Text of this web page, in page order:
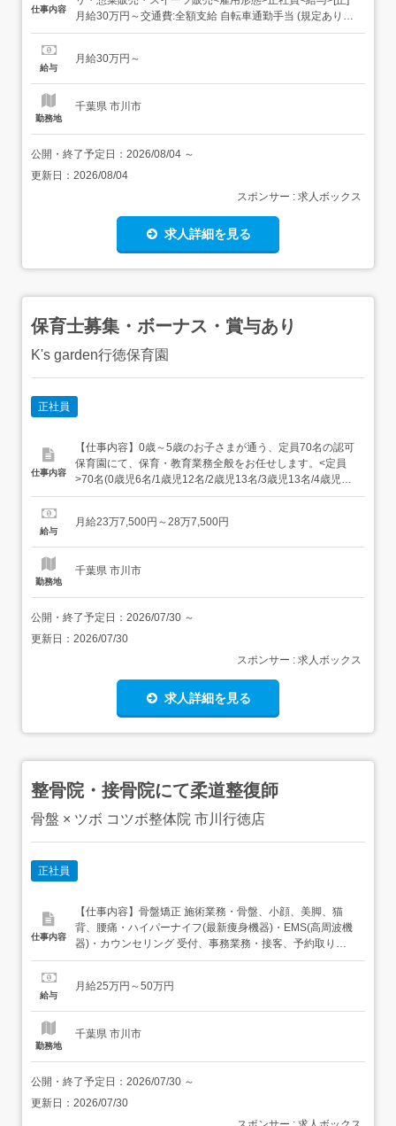
仕事内容
月給30万円～交通費:全額支給 自転車通勤手当 (規定あり)
基本給 245,660円固定残業代 47,925円/27H特殊時間手当
て・試用期間の雇用形態:正社員・試用期間の長さ:3ヶ月
給与
月給30万円～
勤務地
千葉県 市川市
公開・終了予定日： 2026/08/04 ～
更新日： 2026/08/04
スポンサー : 求人ボックス
求人詳細を見る
保育士募集・ボーナス・賞与あり
K's garden行徳保育園
正社員
仕事内容
【仕事内容】0歳～5歳のお子さまが通う、定員70名の認可
保育園にて、保育・教育業務全般をお任せします。<定員
>70名(0歳児6名/1歳児12名/2歳児13名/3歳児13名/4歳児13
名/5歳児13名)<主な業務内容>・0～5歳児の保育・教育業
脱など生活面の援助・行事や活動の準備、運営・保育記録
給与
月給23万7,500円～28万7,500円
勤務地
千葉県 市川市
公開・終了予定日： 2026/07/30 ～
更新日： 2026/07/30
スポンサー : 求人ボックス
求人詳細を見る
整骨院・接骨院にて柔道整復師
骨盤 × ツボ コツボ整体院 市川行徳店
正社員
仕事内容
【仕事内容】骨盤矯正 施術業務・骨盤、小顔、美脚、猫
背、腰痛・ハイパーナイフ(最新痩身機器)・EMS(高周波機
器)・カウンセリング 受付、事務業務・接客、予約取り、
電話対応、パソコン入力、お会計・入力/出力業務、データ
他・物品販売(個人ノルマはありません)・ホスピタリティ
給与
月給25万円～50万円
勤務地
千葉県 市川市
公開・終了予定日： 2026/07/30 ～
更新日： 2026/07/30